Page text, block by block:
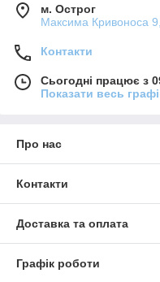
м. Острог
Максима Кривоноса
Контакти
Сьогодні працює з
Показати весь
Про нас
Контакти
Доставка та оплата
Графік роботи